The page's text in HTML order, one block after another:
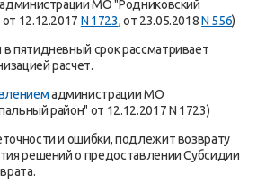
МО "Родниковский
12.12.2017 N 1723, от 23.05.2018N 556)
пятидневный срок рассматривает
расчет.
администрации МО
район" от 12.12.2017 N 1723)
и ошибки, подлежит возврату
решений о предоставлении Субсидии